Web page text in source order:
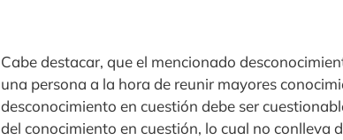
Cabe destacar, que el mencionado
una persona a la hora de reunir mayores
desconocimiento en cuestión debe ser
del conocimiento en cuestión, lo cual no conlleva